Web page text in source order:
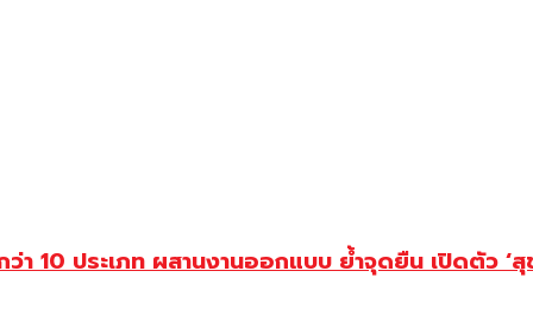
10 ประเภท ผสานงานออกแบบ ย้ำจุดยืน เปิดตัว ‘